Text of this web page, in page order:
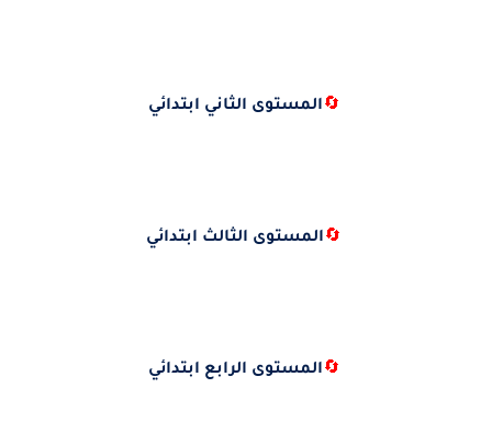
🔄المستوى الثاني ابتدائي
🔄المستوى الثالث ابتدائي
🔄المستوى الرابع ابتدائي